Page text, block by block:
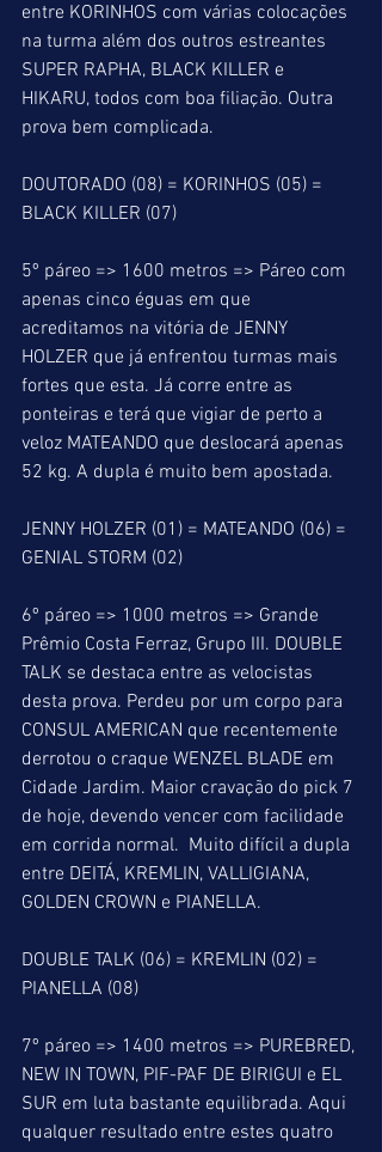
entre KORINHOS com várias colocações
na turma além dos outros estreantes
SUPER RAPHA, BLACK KILLER e
HIKARU, todos com boa filiação. Outra
prova bem complicada.
DOUTORADO (08) = KORINHOS (05) =
BLACK KILLER (07)
5º páreo => 1600 metros => Páreo com
apenas cinco éguas em que
acreditamos na vitória de JENNY
HOLZER que já enfrentou turmas mais
fortes que esta. Já corre entre as
ponteiras e terá que vigiar de perto a
veloz MATEANDO que deslocará apenas
52 kg. A dupla é muito bem apostada.
JENNY HOLZER (01) = MATEANDO (06) =
GENIAL STORM (02)
6º páreo => 1000 metros => Grande
Prêmio Costa Ferraz, Grupo III. DOUBLE
TALK se destaca entre as velocistas
desta prova. Perdeu por um corpo para
CONSUL AMERICAN que recentemente
derrotou o craque WENZEL BLADE em
Cidade Jardim. Maior cravação do pick 7
de hoje, devendo vencer com facilidade
em corrida normal.  Muito difícil a dupla
entre DEITÁ, KREMLIN, VALLIGIANA,
GOLDEN CROWN e PIANELLA.
DOUBLE TALK (06) = KREMLIN (02) =
PIANELLA (08)
7º páreo => 1400 metros => PUREBRED,
NEW IN TOWN, PIF-PAF DE BIRIGUI e EL
SUR em luta bastante equilibrada. Aqui
qualquer resultado entre estes quatro